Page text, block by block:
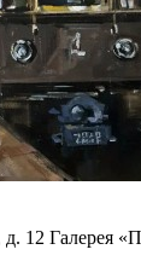
12 Галерея